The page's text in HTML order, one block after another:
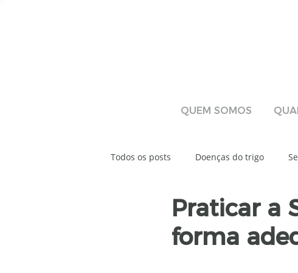
QUEM SOMOS
Todos os posts Doenças do trigo
Tratamento de Sementes Industrial
Praticar a
forma